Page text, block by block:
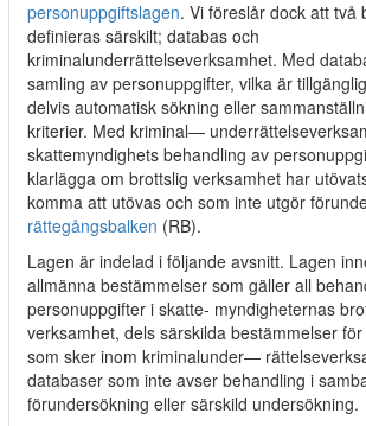
personuppgiftslagen. Vi föreslår dock att två
definieras särskilt; databas och
kriminalunderrättelseverksamhet. Med
samling av personuppgifter, vilka är
delvis automatisk sökning eller
kriterier. Med kriminal—
skattemyndighets behandling av
klarlägga om brottslig verksamhet har
komma att utövas och som inte utgör
rättegångsbalken (RB).
Lagen är indelad i följande avsnitt. Lagen
allmänna bestämmelser som gäller all
personuppgifter i skatte- myndigheternas
verksamhet, dels särskilda bestämmelser
som sker inom kriminalunder—
databaser som inte avser behandling i
förundersökning eller särskild undersökning.